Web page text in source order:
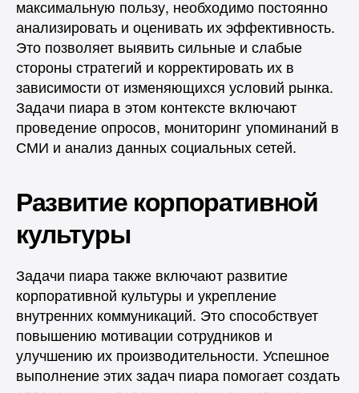
максимальную пользу, необходимо постоянно
анализировать и оценивать их эффективность.
Это позволяет выявить сильные и слабые
стороны стратегий и корректировать их в
зависимости от изменяющихся условий рынка.
Задачи пиара в этом контексте включают
проведение опросов, мониторинг упоминаний в
СМИ и анализ данных социальных сетей.
Развитие корпоративной
культуры
Задачи пиара также включают развитие
корпоративной культуры и укрепление
внутренних коммуникаций. Это способствует
повышению мотивации сотрудников и
улучшению их производительности. Успешное
выполнение этих задач пиара помогает создать